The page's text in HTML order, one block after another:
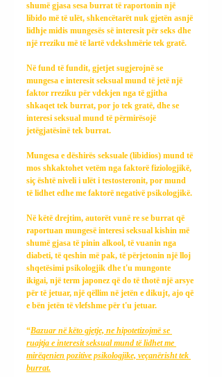
shumë gjasa sesa burrat të raportonin një
libido më të ulët, shkencëtarët nuk gjetën asnjë
lidhje midis mungesës së interesit për seks dhe
një rreziku më të lartë vdekshmërie tek gratë.
Në fund të fundit, gjetjet sugjerojnë se
mungesa e interesit seksual mund të jetë një
faktor rreziku për vdekjen nga të gjitha
shkaqet tek burrat, por jo tek gratë, dhe se
interesi seksual mund të përmirësojë
jetëgjatësinë tek burrat.
Mungesa e dëshirës seksuale (libidios) mund të
mos shkaktohet vetëm nga faktorë fiziologjikë,
siç është niveli i ulët i testosteronit, por mund
të lidhet edhe me faktorë negativë psikologjikë.
Në këtë drejtim, autorët vunë re se burrat që
raportuan mungesë interesi seksual kishin më
shumë gjasa të pinin alkool, të vuanin nga
diabeti, të qeshin më pak, të përjetonin një lloj
shqetësimi psikologjik dhe t'u mungonte
ikigai, një term japonez që do të thotë një arsye
për të jetuar, një qëllim në jetën e dikujt, ajo që
e bën jetën të vlefshme për t'u jetuar.
“Bazuar në këto gjetje, ne hipotetizojmë se
ruajtja e interesit seksual mund të lidhet me
mirëqenien pozitive psikologjike, veçanërisht tek
burrat.